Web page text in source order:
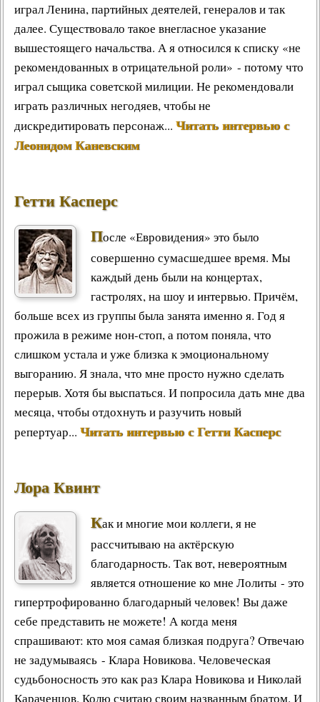
играл Ленина, партийных деятелей, генералов и так
далее. Существовало такое внегласное указание
вышестоящего начальства. А я относился к списку «не
рекомендованных в отрицательной роли» - потому что
играл сыщика советской милиции. Не рекомендовали
играть различных негодяев, чтобы не
дискредитировать персонаж... Читать интервью с
Леонидом Каневским
Гетти Касперс
После «Евровидения» это было
совершенно сумасшедшее время. Мы
каждый день были на концертах,
гастролях, на шоу и интервью. Причём,
больше всех из группы была занята именно я. Год я
прожила в режиме нон-стоп, а потом поняла, что
слишком устала и уже близка к эмоциональному
выгоранию. Я знала, что мне просто нужно сделать
перерыв. Хотя бы выспаться. И попросила дать мне два
месяца, чтобы отдохнуть и разучить новый
репертуар... Читать интервью с Гетти Касперс
Лора Квинт
Как и многие мои коллеги, я не
рассчитываю на актёрскую
благодарность. Так вот, невероятным
является отношение ко мне Лолиты - это
гипертрофированно благодарный человек! Вы даже
себе представить не можете! А когда меня
спрашивают: кто моя самая близкая подруга? Отвечаю
не задумываясь - Клара Новикова. Человеческая
судьбоносность это как раз Клара Новикова и Николай
Караченцов. Колю считаю своим названным братом. И